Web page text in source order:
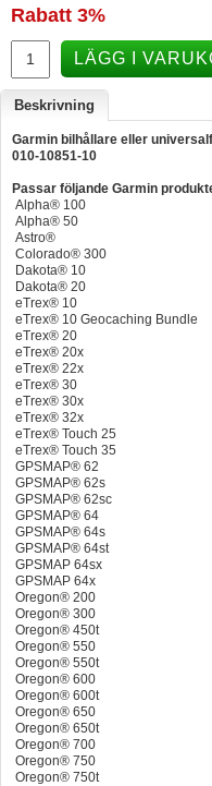
Simrad
B&G
Båttillbehör
Varta - Batterier
Victron - Batteriladdare
CTEK - Batteriladdare
Webasto - Dieselvärmare
Kamasa Tools - Verktyg
Calix - Packline - Takboxar
Thule - Takboxar
Thule - Lasthållare
LAGERRENSING
Begagnade Motorer & Båtar
Rabatt 3%
LÄGG I
Beskrivning
Garmin bilhållare eller
010-10851-10
Passar följande Garmin
Alpha® 100
Alpha® 50
Astro®
Colorado® 300
Dakota® 10
Dakota® 20
eTrex® 10
eTrex® 10 Geocaching Bundle
eTrex® 20
eTrex® 20x
eTrex® 22x
eTrex® 30
eTrex® 30x
eTrex® 32x
eTrex® Touch 25
eTrex® Touch 35
GPSMAP® 62
GPSMAP® 62s
GPSMAP® 62sc
GPSMAP® 64
GPSMAP® 64s
GPSMAP® 64st
GPSMAP 64sx
GPSMAP 64x
Oregon® 200
Oregon® 300
Oregon® 450t
Oregon® 550
Oregon® 550t
Oregon® 600
Oregon® 600t
Oregon® 650
Oregon® 650t
Oregon® 700
Oregon® 750
Oregon® 750t